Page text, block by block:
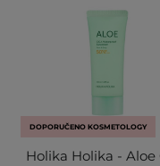
DOPORUČENO KOSMETOLOGY
Holika Holika - Aloe